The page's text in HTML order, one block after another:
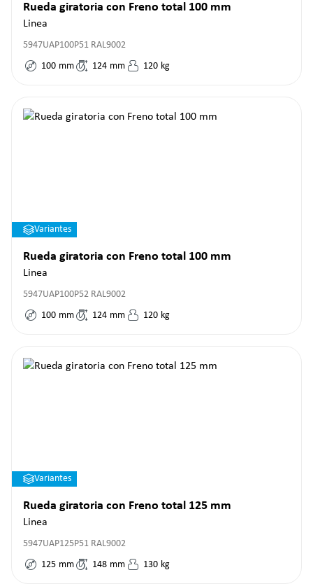
Rueda giratoria con Freno total 100 mm
Linea
5947UAP100P51 RAL9002
100 mm 124 mm 120 kg
Variantes
Rueda giratoria con Freno total 100 mm
Linea
5947UAP100P52 RAL9002
100 mm 124 mm 120 kg
Variantes
Rueda giratoria con Freno total 125 mm
Linea
5947UAP125P51 RAL9002
125 mm 148 mm 130 kg